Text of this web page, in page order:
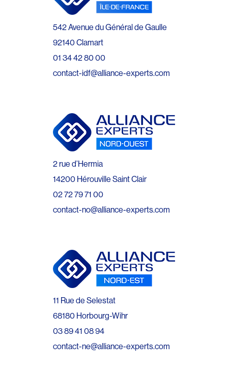
542 Avenue du Général de Gaulle
92140 Clamart
01 34 42 80 00
contact-idf@alliance-experts.com
2 rue d’Hermia
14200 Hérouville Saint Clair
02 72 79 71 00
contact-no@alliance-experts.com
11 Rue de Selestat
68180 Horbourg-Wihr
03 89 41 08 94
contact-ne@alliance-experts.com